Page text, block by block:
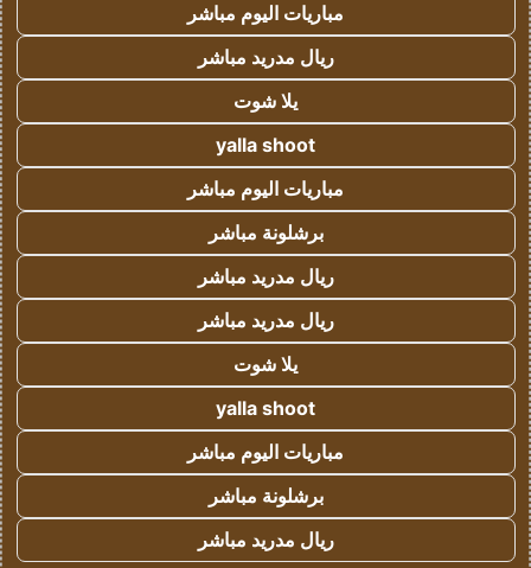
مباريات اليوم مباشر
ريال مدريد مباشر
يلا شوت
yalla shoot
مباريات اليوم مباشر
برشلونة مباشر
ريال مدريد مباشر
ريال مدريد مباشر
يلا شوت
yalla shoot
مباريات اليوم مباشر
برشلونة مباشر
ريال مدريد مباشر